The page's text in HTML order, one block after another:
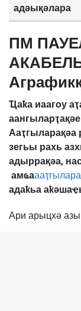
адәықәлара
ПМ
Ҵаҟа иаагоу
Ааҭгыларақәа
зегьы рахь
адыррақәа,
амҩа
адаҟьа
Ари арыцхә